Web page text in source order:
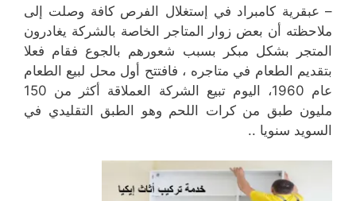
– عبقرية كامبراد في إستغلال الفرص كافة وصلت إلى
ملاحظته أن بعض زوار المتاجر الخاصة بالشركة يغادرون
المتجر بشكل مبكر بسبب شعورهم بالجوع فقام فعلا
بتقديم الطعام في متاجره ، فافتتح أول محل لبيع الطعام
عام 1960، اليوم تبيع الشركة العملاقة أكثر من 150
مليون طبق من كرات اللحم وهو الطبق التقليدي في
السويد سنويا ..